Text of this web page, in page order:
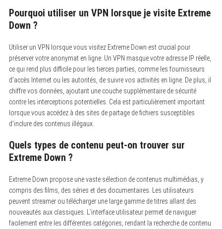
Pourquoi utiliser un VPN lorsque je visite Extreme
Down ?
Utiliser un VPN lorsque vous visitez Extreme Down est crucial pour
préserver votre anonymat en ligne. Un VPN masque votre adresse IP réelle,
ce qui rend plus difficile pour les tierces parties, comme les fournisseurs
d’accès Internet ou les autorités, de suivre vos activités en ligne. De plus, il
chiffre vos données, ajoutant une couche supplémentaire de sécurité
contre les interceptions potentielles. Cela est particulièrement important
lorsque vous accédez à des sites de partage de fichiers susceptibles
d’inclure des contenus illégaux.
Quels types de contenu peut-on trouver sur
Extreme Down ?
Extreme Down propose une vaste sélection de contenus multimédias, y
compris des films, des séries et des documentaires.
Les utilisateurs
peuvent streamer ou télécharger une large gamme de titres allant des
nouveautés aux classiques. L’interface utilisateur permet de naviguer
facilement entre les différentes catégories, rendant la recherche de contenu